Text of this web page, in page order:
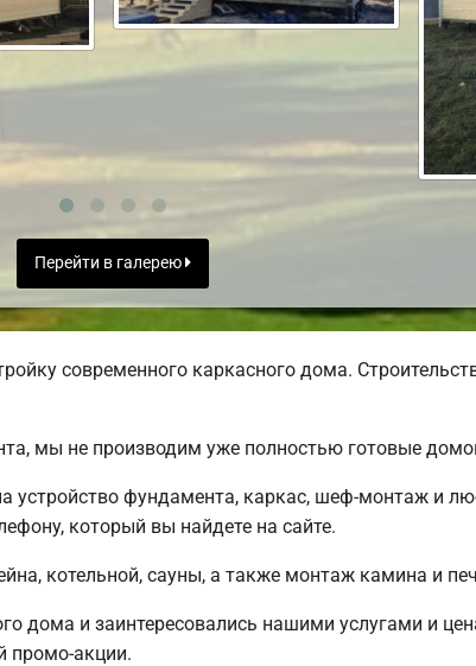
Перейти в галерею
современного каркасного дома.
мы не производим уже полностью готовые
устройство фундамента, каркас, шеф-монтаж и
который вы найдете на сайте.
котельной, сауны, а также монтаж камина и
дома и заинтересовались нашими услугами и
промо-акции.